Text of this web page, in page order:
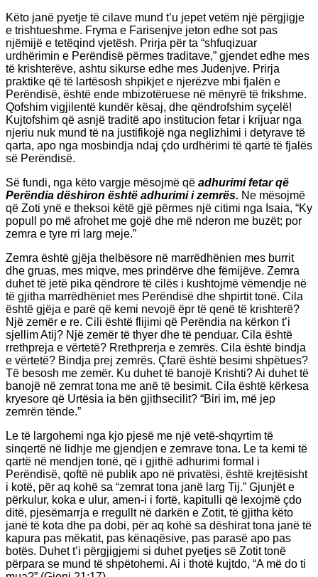
Këto janë pyetje të cilave mund t’u jepet vetëm një përgjigje
e trishtueshme. Fryma e Farisenjve jeton edhe sot pas
njëmijë e tetëqind vjetësh. Prirja për ta “shfuqizuar
urdhërimin e Perëndisë përmes traditave,” gjendet edhe mes
të krishterëve, ashtu sikurse edhe mes Judenjve. Prirja
praktike që të lartësosh shpikjet e njerëzve mbi fjalën e
Perëndisë, është ende mbizotëruese në mënyrë të frikshme.
Qofshim vigjilentë kundër kësaj, dhe qëndrofshim syçelë!
Kujtofshim që asnjë traditë apo institucion fetar i krijuar nga
njeriu nuk mund të na justifikojë nga neglizhimi i detyrave të
qarta, apo nga mosbindja ndaj çdo urdhërimi të qartë të fjalës
së Perëndisë.
Së fundi, nga këto vargje mësojmë që adhurimi fetar që
Perëndia dëshiron është adhurimi i zemrës. Ne mësojmë
që Zoti ynë e theksoi këtë gjë përmes një citimi nga Isaia, “Ky
popull po më afrohet me gojë dhe më nderon me buzët; por
zemra e tyre rri larg meje.”
Zemra është gjëja thelbësore në marrëdhënien mes burrit
dhe gruas, mes miqve, mes prindërve dhe fëmijëve. Zemra
duhet të jetë pika qëndrore të cilës i kushtojmë vëmendje në
të gjitha marrëdhëniet mes Perëndisë dhe shpirtit tonë. Cila
është gjëja e parë që kemi nevojë ëpr të qenë të krishterë?
Një zemër e re. Cili është flijimi që Perëndia na kërkon t’i
sjellim Atij? Një zemër të thyer dhe të penduar. Cila është
rrethpreja e vërtetë? Rrethprerja e zemrës. Cila është bindja
e vërtetë? Bindja prej zemrës. Çfarë është besimi shpëtues?
Të besosh me zemër. Ku duhet të banojë Krishti? Ai duhet të
banojë në zemrat tona me anë të besimit. Cila është kërkesa
kryesore që Urtësia ia bën gjithsecilit? “Biri im, më jep
zemrën tënde.”
Le të largohemi nga kjo pjesë me një vetë-shqyrtim të
sinqertë në lidhje me gjendjen e zemrave tona. Le ta kemi të
qartë në mendjen tonë, që i gjithë adhurimi formal i
Perëndisë, qoftë në publik apo në privatësi, është krejtësisht
i kotë, për aq kohë sa “zemrat tona janë larg Tij.” Gjunjët e
përkulur, koka e ulur, amen-i i fortë, kapitulli që lexojmë çdo
ditë, pjesëmarrja e rregullt në darkën e Zotit, të gjitha këto
janë të kota dhe pa dobi, për aq kohë sa dëshirat tona janë të
kapura pas mëkatit, pas kënaqësive, pas parasë apo pas
botës. Duhet t’i përgjigjemi si duhet pyetjes së Zotit tonë
përpara se mund të shpëtohemi. Ai i thotë kujtdo, “A më do ti